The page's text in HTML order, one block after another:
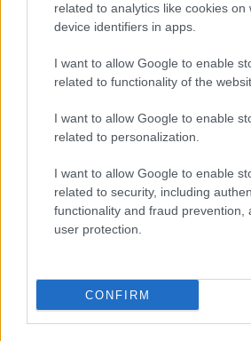
related to analytics like cookies on
device identifiers in apps.
I want to allow Google to enable
related to functionality of the
I want to allow Google to enable
related to personalization.
I want to allow Google to enable
related to security, including
functionality and fraud prevention,
user protection.
CONFIRM